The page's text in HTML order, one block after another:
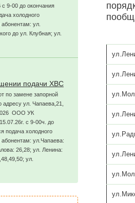
9-00 до окончания
холодного
ул.
до ул. Клубная; ул.
подачи ХВС
по замене запорной
ул. Чапаева,21,
ООО УК
с 9-00ч. до
подача холодного
ул.Чапаева:
26,28; ул. Ленина:
ул.